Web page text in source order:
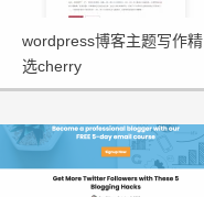
wordpress博客主题写作精
选cherry